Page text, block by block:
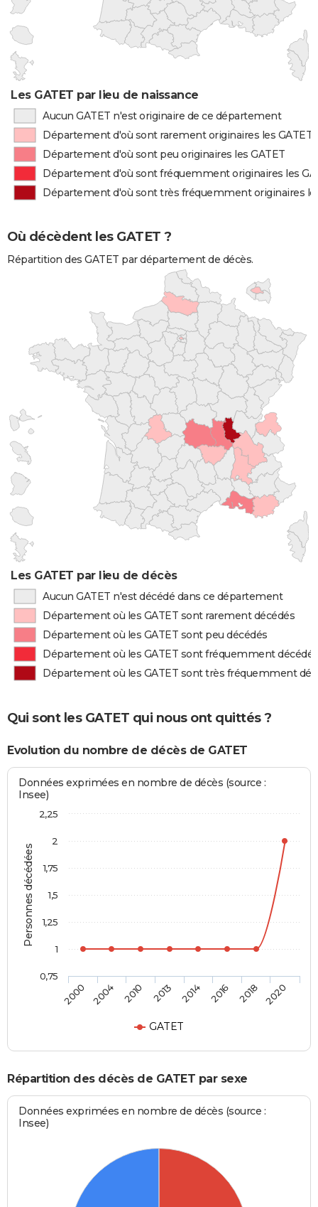
Les GATET par lieu de naissance
Aucun GATET n'est originaire de ce département
Département d'où sont rarement originaires les GATET
Département d'où sont peu originaires les GATET
Département d'où sont fréquemment originaires les
Département d'où sont très fréquemment originaires
Où décèdent les GATET ?
Répartition des GATET par département de décès.
Les GATET par lieu de décès
Aucun GATET n'est décédé dans ce département
Département où les GATET sont rarement décédés
Département où les GATET sont peu décédés
Département où les GATET sont fréquemment décédés
Département où les GATET sont très fréquemment
Qui sont les GATET qui nous ont quittés ?
Evolution du nombre de décès de GATET
Personnes décédées
Données exprimées en nombre de décès (source :
Insee)
GATET
2000 2004 2010 2013 2014 2016 2018 2020
0,75
1
1,25
1,5
1,75
2
2,25
Répartition des décès de GATET par sexe
Données exprimées en nombre de décès (source :
Insee)